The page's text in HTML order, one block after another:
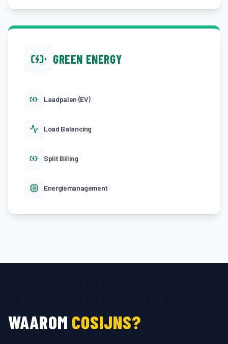
GREEN ENERGY
Laadpalen (EV)
Load Balancing
Split Billing
Energiemanagement
WAAROM COSIJNS?